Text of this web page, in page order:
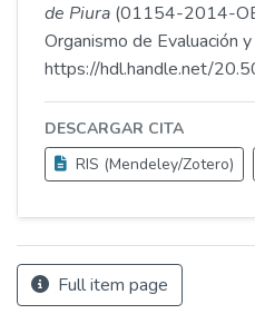
de Piura (01154-2014-
Organismo de Evaluación
https://hdl.handle.net/
DESCARGAR CITA
RIS (Mendeley/Zotero)
Full item page